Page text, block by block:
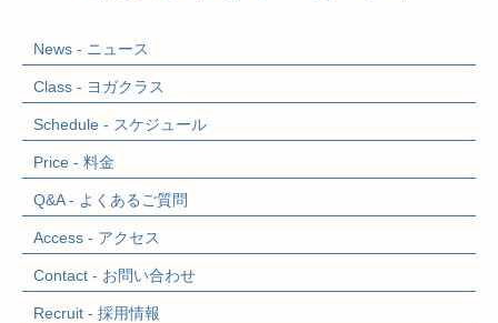
News - ニュース
Class - ヨガクラス
Schedule - スケジュール
Price - 料金
Q&A - よくあるご質問
Access - アクセス
Contact - お問い合わせ
Recruit - 採用情報